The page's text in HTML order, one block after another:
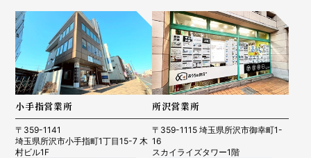
小手指営業所
〒359-1141
埼玉県所沢市小手指町1丁目15-7 木
村ビル1F
所沢営業所
〒359-1115 埼玉県所沢市御幸町1-
16
スカイライズタワー1階